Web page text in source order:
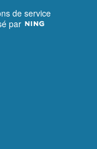
de service
par